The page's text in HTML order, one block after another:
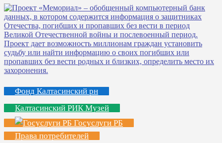
Фонд Калтасинский рн
Калтасинский РИК Музей
Госуслуги РБ
Права потребителей